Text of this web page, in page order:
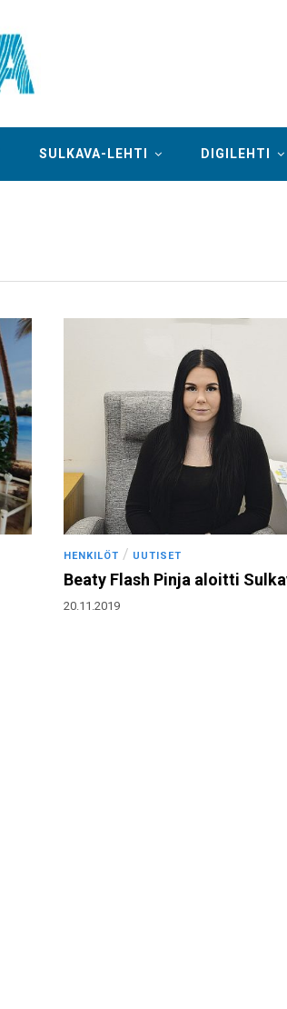
SULKAVA-LEHTI DIGILEHTI
HENKILÖT / UUTISET
Beaty Flash Pinja aloitti
20.11.2019